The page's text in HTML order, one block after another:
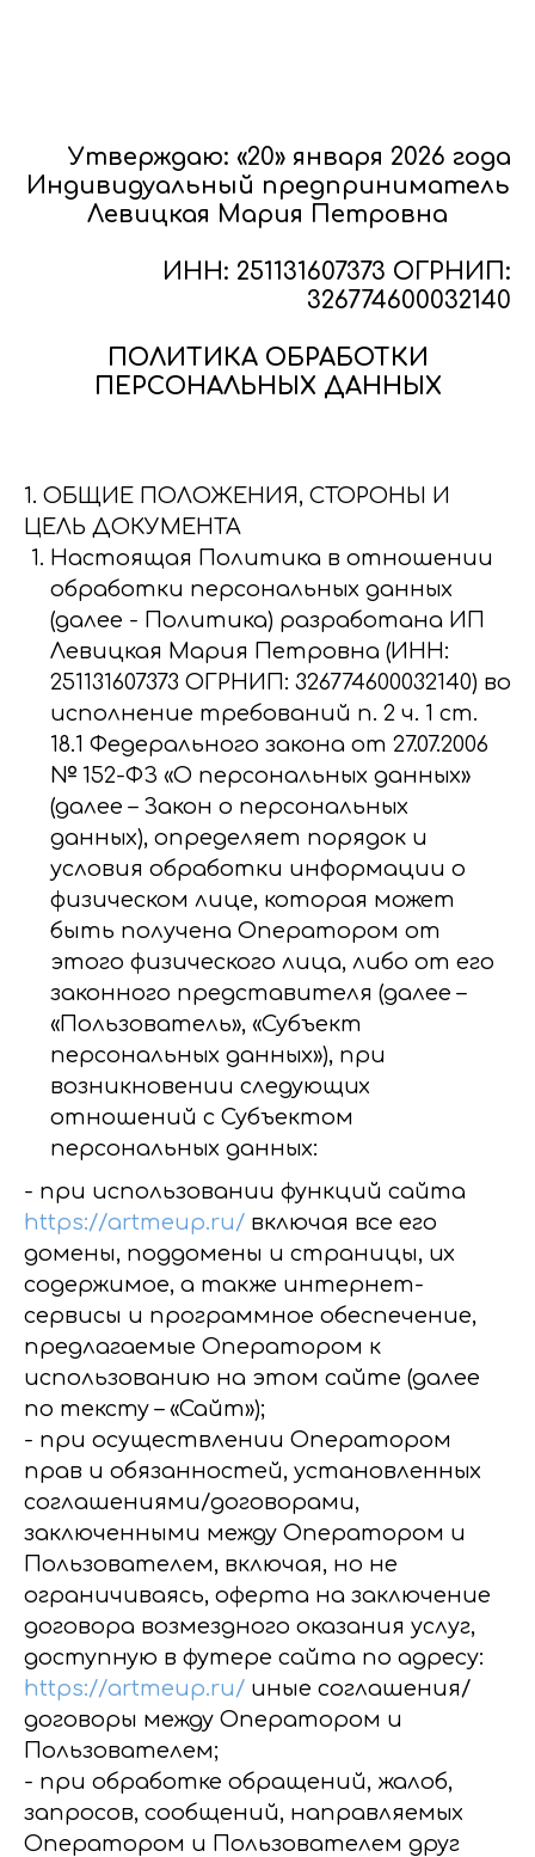
Утверждаю: «20» января 2026 года
Индивидуальный предприниматель
Левицкая Мария Петровна
ИНН: 251131607373 ОГРНИП:
326774600032140
ПОЛИТИКА ОБРАБОТКИ
ПЕРСОНАЛЬНЫХ ДАННЫХ
1. ОБЩИЕ ПОЛОЖЕНИЯ, СТОРОНЫ И
ЦЕЛЬ ДОКУМЕНТА
Настоящая Политика в отношении
обработки персональных данных
(далее - Политика) разработана ИП
Левицкая Мария Петровна (ИНН:
251131607373 ОГРНИП: 326774600032140) во
исполнение требований п. 2 ч. 1 ст.
18.1 Федерального закона от 27.07.2006
№ 152-ФЗ «О персональных данных»
(далее – Закон о персональных
данных), определяет порядок и
условия обработки информации о
физическом лице, которая может
быть получена Оператором от
этого физического лица, либо от его
законного представителя (далее –
«Пользователь», «Субъект
персональных данных»), при
возникновении следующих
отношений с Субъектом
персональных данных:
- при использовании функций сайта
https://artmeup.ru/ включая все его
домены, поддомены и страницы, их
содержимое, а также интернет-
сервисы и программное обеспечение,
предлагаемые Оператором к
использованию на этом сайте (далее
по тексту – «Сайт»);
- при осуществлении Оператором
прав и обязанностей, установленных
соглашениями/договорами,
заключенными между Оператором и
Пользователем, включая, но не
ограничиваясь, оферта на заключение
договора возмездного оказания услуг,
доступную в футере сайта по адресу:
https://artmeup.ru/ иные соглашения/
договоры между Оператором и
Пользователем;
- при обработке обращений, жалоб,
запросов, сообщений, направляемых
Оператором и Пользователем друг